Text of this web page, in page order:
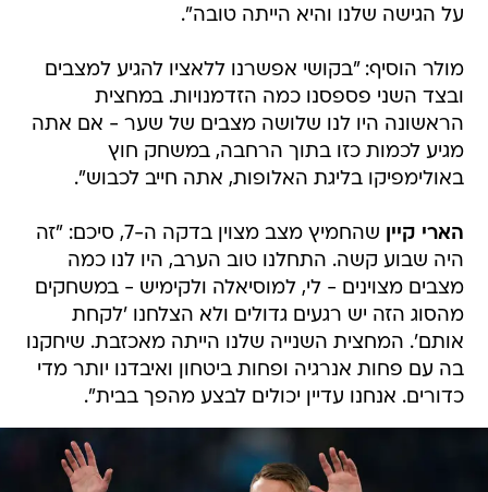
על הגישה שלנו והיא הייתה טובה".
מולר הוסיף: "בקושי אפשרנו ללאציו להגיע למצבים
ובצד השני פספסנו כמה הזדמנויות. במחצית
הראשונה היו לנו שלושה מצבים של שער - אם אתה
מגיע לכמות כזו בתוך הרחבה, במשחק חוץ
באולימפיקו בליגת האלופות, אתה חייב לכבוש".
הארי קיין
שהחמיץ מצב מצוין בדקה ה-7, סיכם: "זה
היה שבוע קשה. התחלנו טוב הערב, היו לנו כמה
מצבים מצוינים - לי, למוסיאלה ולקימיש - במשחקים
מהסוג הזה יש רגעים גדולים ולא הצלחנו 'לקחת
אותם'. המחצית השנייה שלנו הייתה מאכזבת. שיחקנו
בה עם פחות אנרגיה ופחות ביטחון ואיבדנו יותר מדי
כדורים. אנחנו עדיין יכולים לבצע מהפך בבית".